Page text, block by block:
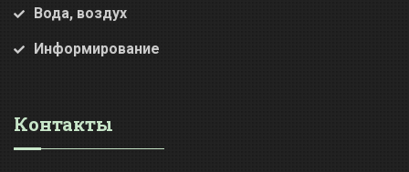
Вода, воздух
Информирование
Контакты